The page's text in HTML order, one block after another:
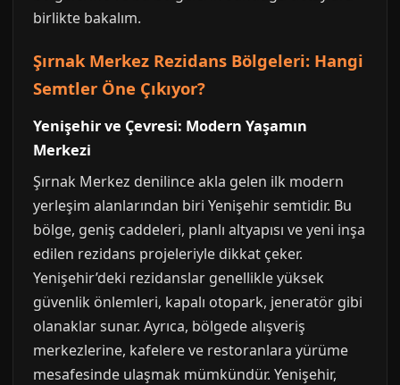
birlikte bakalım.
Şırnak Merkez Rezidans Bölgeleri: Hangi
Semtler Öne Çıkıyor?
Yenişehir ve Çevresi: Modern Yaşamın
Merkezi
Şırnak Merkez denilince akla gelen ilk modern
yerleşim alanlarından biri Yenişehir semtidir. Bu
bölge, geniş caddeleri, planlı altyapısı ve yeni inşa
edilen rezidans projeleriyle dikkat çeker.
Yenişehir’deki rezidanslar genellikle yüksek
güvenlik önlemleri, kapalı otopark, jeneratör gibi
olanaklar sunar. Ayrıca, bölgede alışveriş
merkezlerine, kafelere ve restoranlara yürüme
mesafesinde ulaşmak mümkündür. Yenişehir,